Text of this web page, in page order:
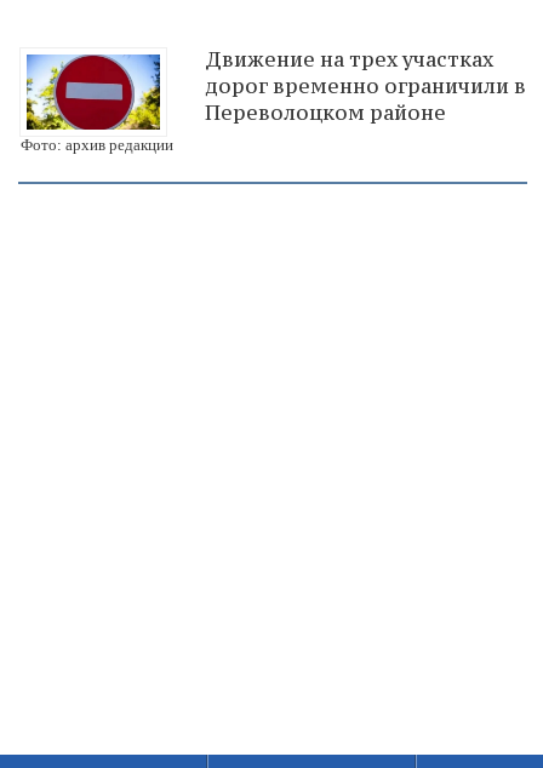
Фото: архив редакции
Движение на трех участках
дорог временно ограничили в
Переволоцком районе